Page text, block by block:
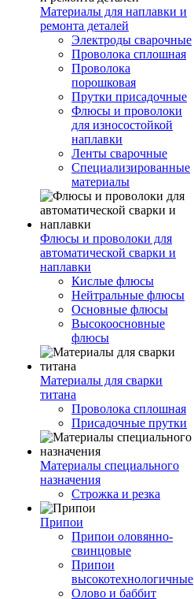
Материалы для наплавки и
ремонта деталей
Электроды сварочные
Проволока сплошная
Проволока
порошковая
Прутки присадочные
Флюсы и проволоки
для износостойкой
наплавки
Ленты сварочные
Специализированные
материалы
Флюсы и проволоки для
автоматической сварки и
наплавки
Кислые флюсы
Нейтральные флюсы
Основные флюсы
Высокоосновные
флюсы
Материалы для сварки
титана
Проволока сплошная
Присадочные прутки
Материалы специального
назначения
Строжка и резка
Припои
Припои оловянно-
свинцовые
Припои
высокотехнологичные
Олово и баббит